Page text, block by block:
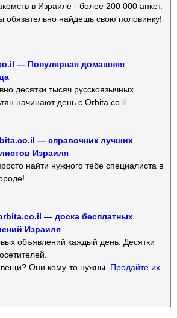
в Израиле - более 200 000 анкет.
обязательно найдешь свою половинку!
— Популярная домашняя
десятки тысяч русскоязычных
начинают день с Orbita.co.il
— справочник лучших
Израиля
найти нужного тебе специалиста в
— доска бесплатных
Израиля
объявлений каждый день. Десятки
Они кому-то нужны. Продайте их